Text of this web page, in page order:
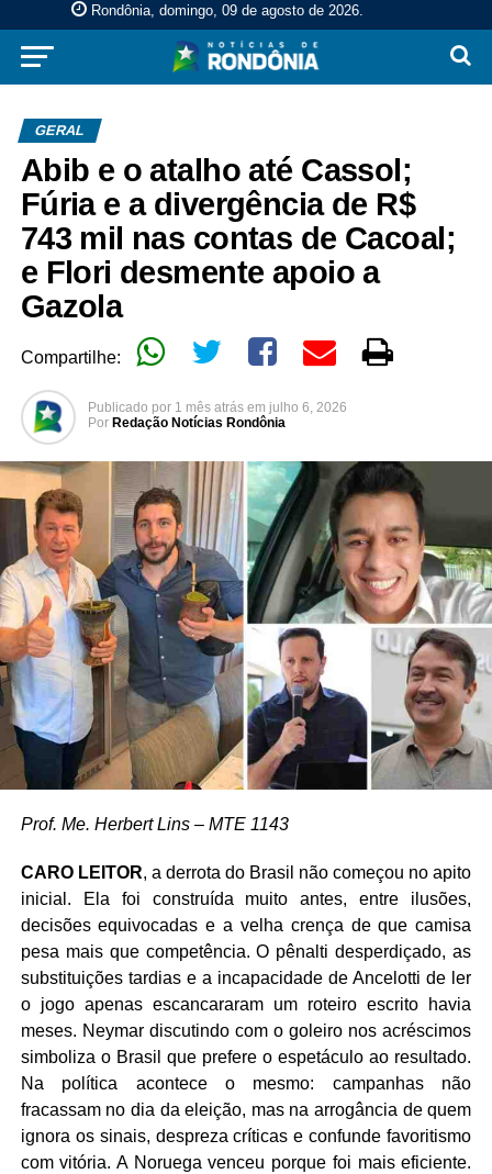
Rondônia, domingo, 09 de agosto de 2026.
GERAL
Abib e o atalho até Cassol;
Fúria e a divergência de R$
743 mil nas contas de Cacoal;
e Flori desmente apoio a
Gazola
Compartilhe:
Publicado por 1 mês atrás em julho 6, 2026
Por Redação Notícias Rondônia
Prof. Me. Herbert Lins – MTE 1143
CARO LEITOR, a derrota do Brasil não começou no apito
inicial. Ela foi construída muito antes, entre ilusões,
decisões equivocadas e a velha crença de que camisa
pesa mais que competência. O pênalti desperdiçado, as
substituições tardias e a incapacidade de Ancelotti de ler
o jogo apenas escancararam um roteiro escrito havia
meses. Neymar discutindo com o goleiro nos acréscimos
simboliza o Brasil que prefere o espetáculo ao resultado.
Na política acontece o mesmo: campanhas não
fracassam no dia da eleição, mas na arrogância de quem
ignora os sinais, despreza críticas e confunde favoritismo
com vitória. A Noruega venceu porque foi mais eficiente.